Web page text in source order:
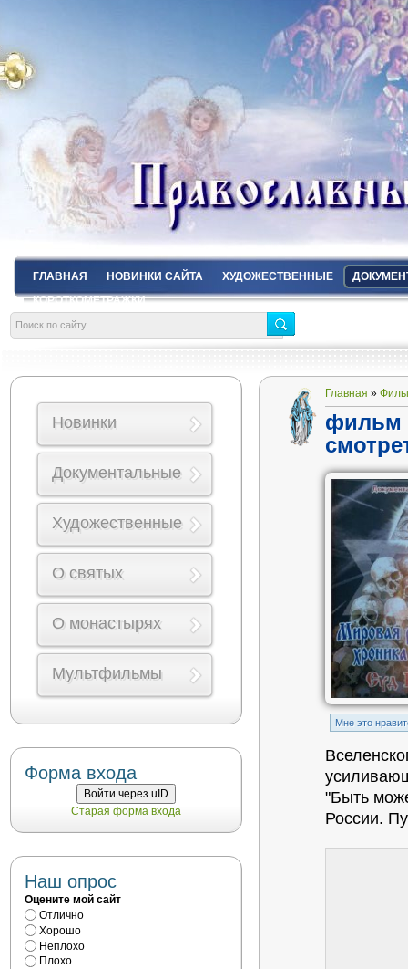
ГЛАВНАЯ НОВИНКИ САЙТА ХУДОЖЕСТВЕННЫЕ
КОРОТКОМЕТРАЖКИ
Главная »
фильм
Mне это
"Быть
России.
Новинки
Документальные
Художественные
О святых
О монастырях
Мультфильмы
Форма входа
Войти через uID
Старая форма входа
Наш опрос
Оцените мой сайт
Отлично
Хорошо
Неплохо
Плохо